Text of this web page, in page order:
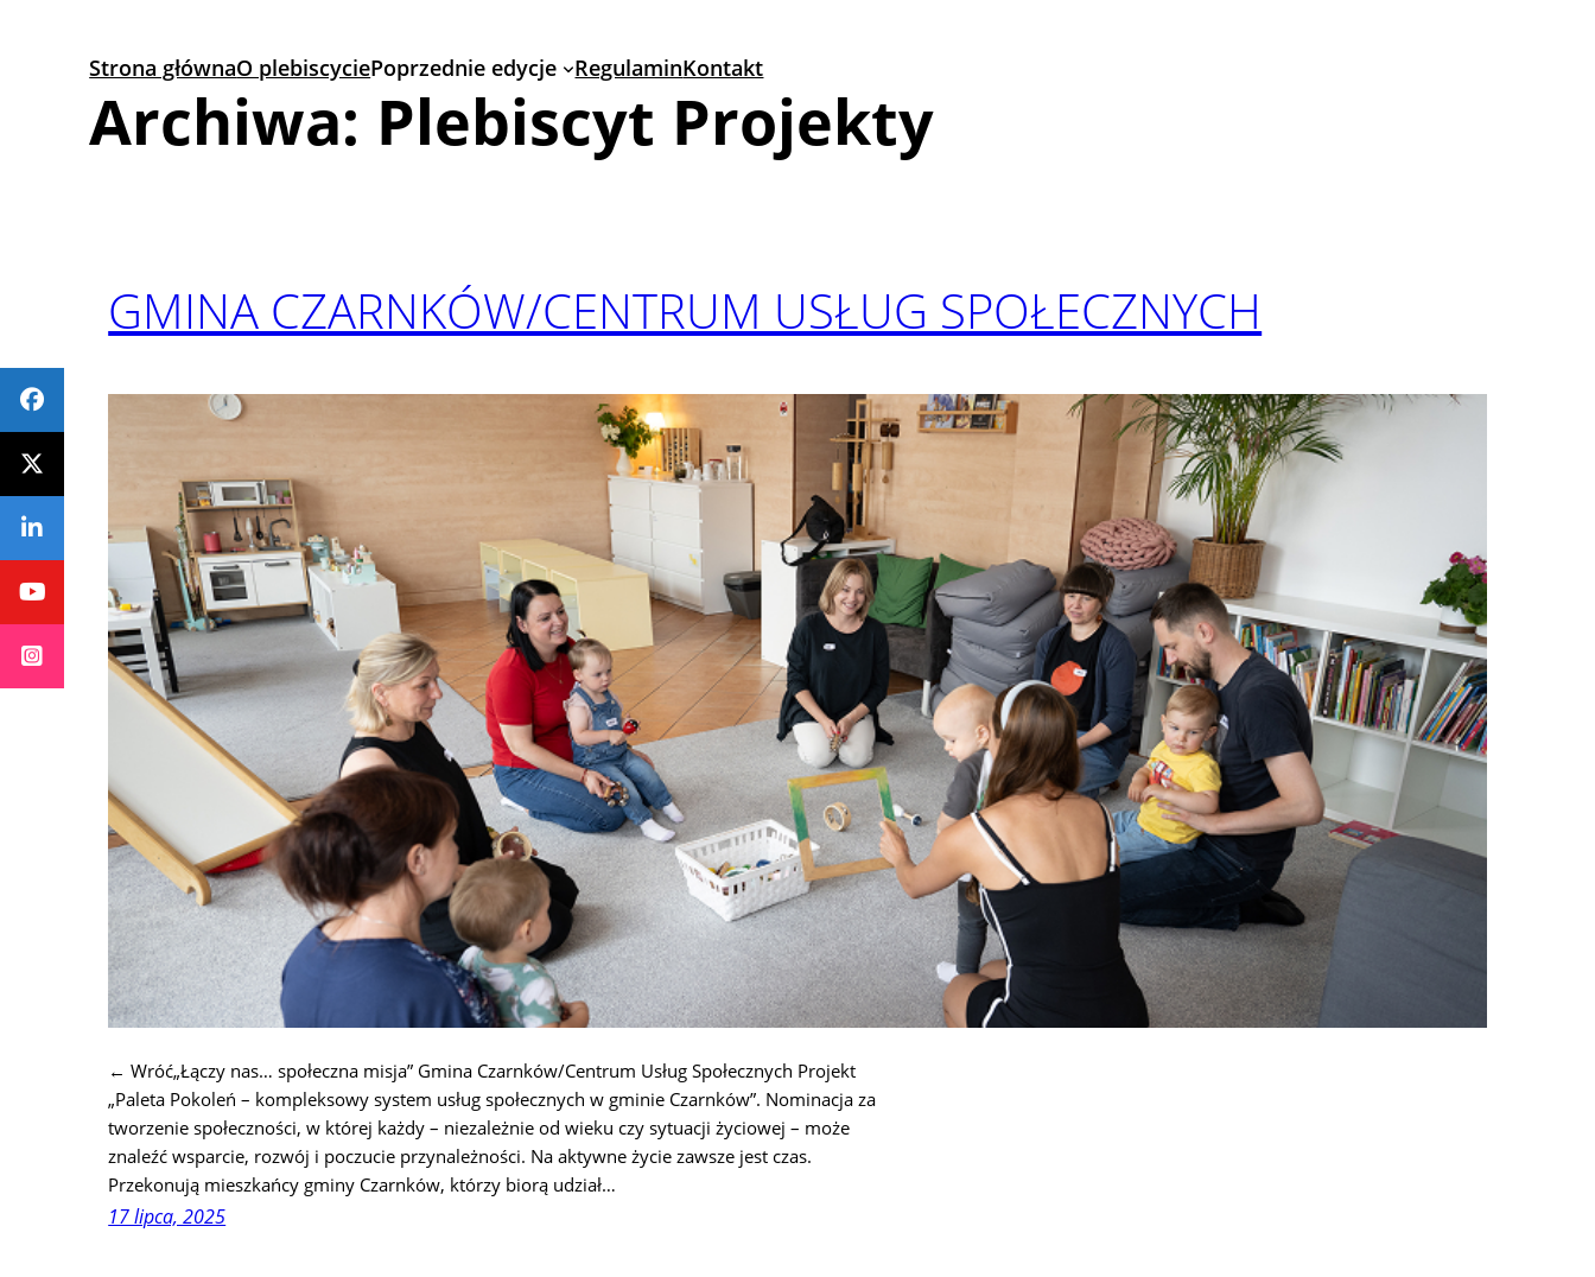
Strona głównaO plebiscyciePoprzednie edycje RegulaminKontakt
Archiwa: Plebiscyt Projekty
GMINA CZARNKÓW/CENTRUM USŁUG SPOŁECZNYCH
← Wróć„Łączy nas… społeczna misja” Gmina Czarnków/Centrum Usług Społecznych Projekt
„Paleta Pokoleń – kompleksowy system usług społecznych w gminie Czarnków”. Nominacja za
tworzenie społeczności, w której każdy – niezależnie od wieku czy sytuacji życiowej – może
znaleźć wsparcie, rozwój i poczucie przynależności. Na aktywne życie zawsze jest czas.
Przekonują mieszkańcy gminy Czarnków, którzy biorą udział…
17 lipca, 2025